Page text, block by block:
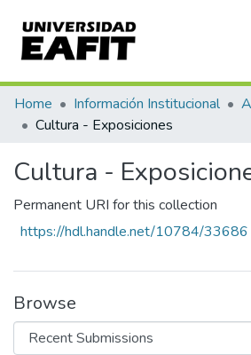
Communities & Collections
All of DSpace
Statistics
Home Información Institucional
Cultura - Exposiciones
Cultura -
Permanent URI for this collection
https://hdl.handle.net/10784/33686
Browse